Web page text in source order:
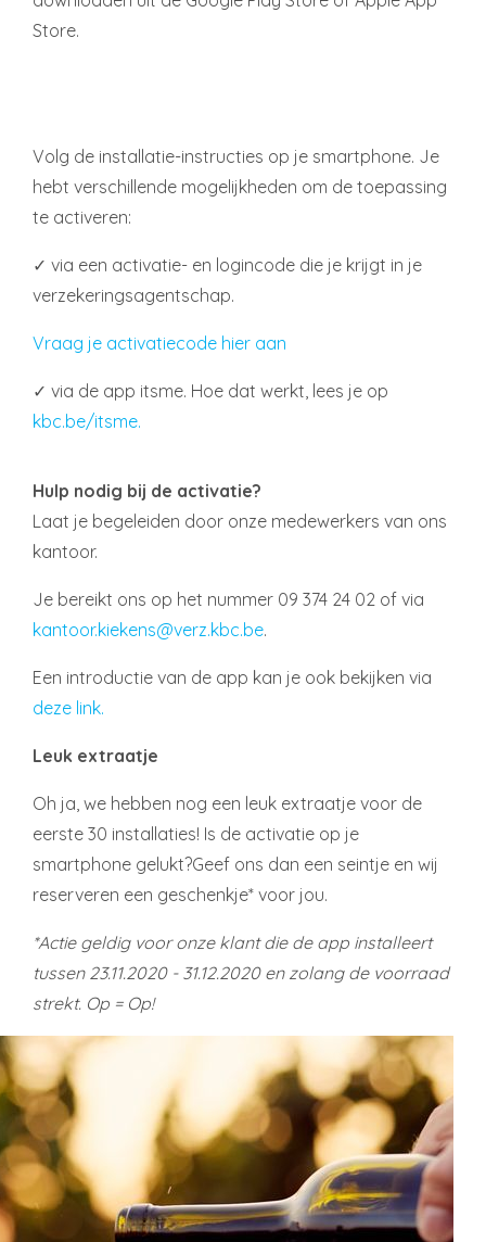
Store.
Volg de installatie-instructies op je smartphone. Je
hebt verschillende mogelijkheden om de toepassing
te activeren:
✓ via een activatie- en logincode die je krijgt in je
verzekeringsagentschap.
Vraag je activatiecode hier aan
✓ via de app itsme. Hoe dat werkt, lees je op
kbc.be/itsme.
Hulp nodig bij de activatie?
Laat je begeleiden door onze medewerkers van ons
kantoor.
Je bereikt ons op het nummer 09 374 24 02 of via
kantoor.kiekens@verz.kbc.be.
Een introductie van de app kan je ook bekijken via
deze link.
Leuk extraatje
Oh ja, we hebben nog een leuk extraatje voor de
eerste 30 installaties! Is de activatie op je
smartphone gelukt?Geef ons dan een seintje en wij
reserveren een geschenkje* voor jou.
*Actie geldig voor onze klant die de app installeert
tussen 23.11.2020 - 31.12.2020 en zolang de voorraad
strekt. Op = Op!